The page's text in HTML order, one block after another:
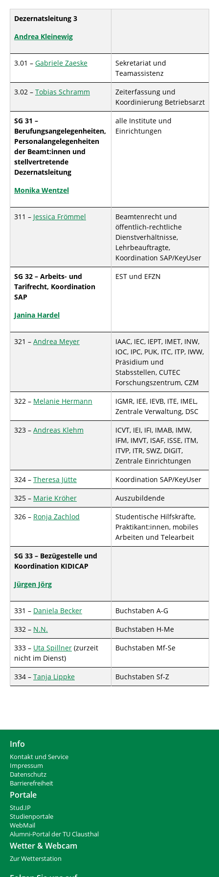
h
:
Dezernatsleitung 3
Andrea Kleinewig
3.01 – Gabriele Zaeske
Sekretariat und
Teamassistenz
3.02 – Tobias Schramm
Zeiterfassung und
Koordinierung Betriebsarzt
SG 31 –
Berufungsangelegenheiten,
Personalangelegenheiten
der Beamt:innen und
stellvertretende
Dezernatsleitung
Monika Wentzel
alle Institute und
Einrichtungen
311 – Jessica Frömmel
Beamtenrecht und
öffentlich-rechtliche
Dienstverhältnisse,
Lehrbeauftragte,
Koordination SAP/KeyUser
SG 32 – Arbeits- und
Tarifrecht, Koordination
SAP
Janina Hardel
EST und EFZN
321 – Andrea Meyer
IAAC, IEC, IEPT, IMET, INW,
IOC, IPC, PUK, ITC, ITP, IWW,
Präsidium und
Stabsstellen, CUTEC
Forschungszentrum, CZM
322 – Melanie Hermann
IGMR, IEE, IEVB, ITE, IMEL,
Zentrale Verwaltung, DSC
323 – Andreas Klehm
ICVT, IEI, IFI, IMAB, IMW,
IFM, IMVT, ISAF, ISSE, ITM,
ITVP, ITR, SWZ, DIGIT,
Zentrale Einrichtungen
324 – Theresa Jütte
Koordination SAP/KeyUser
325 – Marie Kröher
Auszubildende
326 – Ronja Zachlod
Studentische Hilfskräfte,
Praktikant:innen, mobiles
Arbeiten und Telearbeit
SG 33 – Bezügestelle und
Koordination KIDICAP
Jürgen Jörg
331 – Daniela Becker
Buchstaben A-G
332 – N.N.
Buchstaben H-Me
333 – Uta Spillner (zurzeit
nicht im Dienst)
Buchstaben Mf-Se
334 – Tanja Lippke Buchstaben Sf-Z
Info
Kontakt und Service
Impressum
Datenschutz
Barrierefreiheit
Portale
Stud.IP
Studienportale
WebMail
Alumni-Portal der TU Clausthal
Wetter & Webcam
Zur Wetterstation